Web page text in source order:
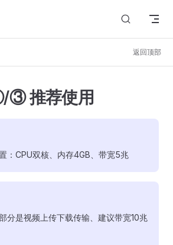
返回顶部
③ 推荐使用
：CPU双核、内存4GB、带宽5兆
分是视频上传下载传输、建议带宽10兆